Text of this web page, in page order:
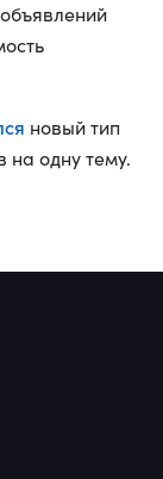
новый тип
на одну тему.